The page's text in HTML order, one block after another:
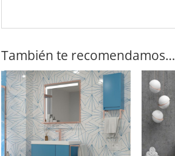
También te recomendamos…